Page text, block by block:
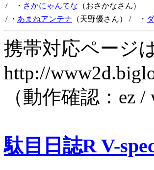
/ ・ さかにゃんてな （おさかなさん）
/ ・ あまねアンテナ （天野優さん） / ・
携帯対応ページ
http://
（動作確認：ez
駄目日誌R V-